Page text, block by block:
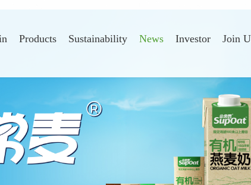
Products Sustainability News Investor Join